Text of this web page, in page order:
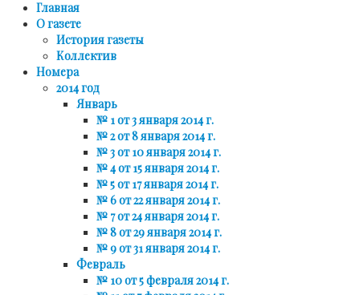
Главная
О газете
История газеты
Коллектив
Номера
2014 год
Январь
№ 1 от 3 января 2014 г.
№ 2 от 8 января 2014 г.
№ 3 от 10 января 2014 г.
№ 4 от 15 января 2014 г.
№ 5 от 17 января 2014 г.
№ 6 от 22 января 2014 г.
№ 7 от 24 января 2014 г.
№ 8 от 29 января 2014 г.
№ 9 от 31 января 2014 г.
Февраль
№ 10 от 5 февраля 2014 г.